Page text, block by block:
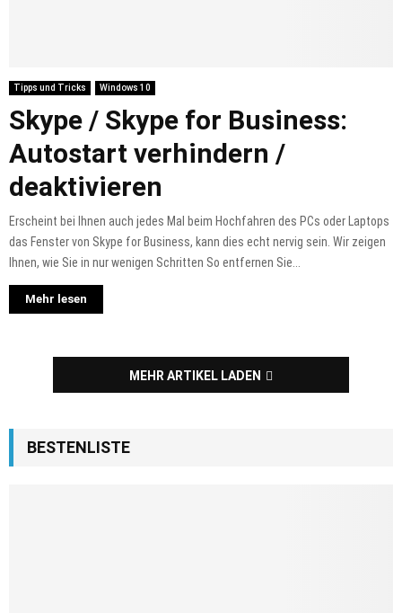
Tipps und Tricks Windows 10
Skype / Skype for Business:
Autostart verhindern /
deaktivieren
Erscheint bei Ihnen auch jedes Mal beim Hochfahren des PCs oder Laptops
das Fenster von Skype for Business, kann dies echt nervig sein. Wir zeigen
Ihnen, wie Sie in nur wenigen Schritten So entfernen Sie...
Mehr lesen
MEHR ARTIKEL LADEN
BESTENLISTE